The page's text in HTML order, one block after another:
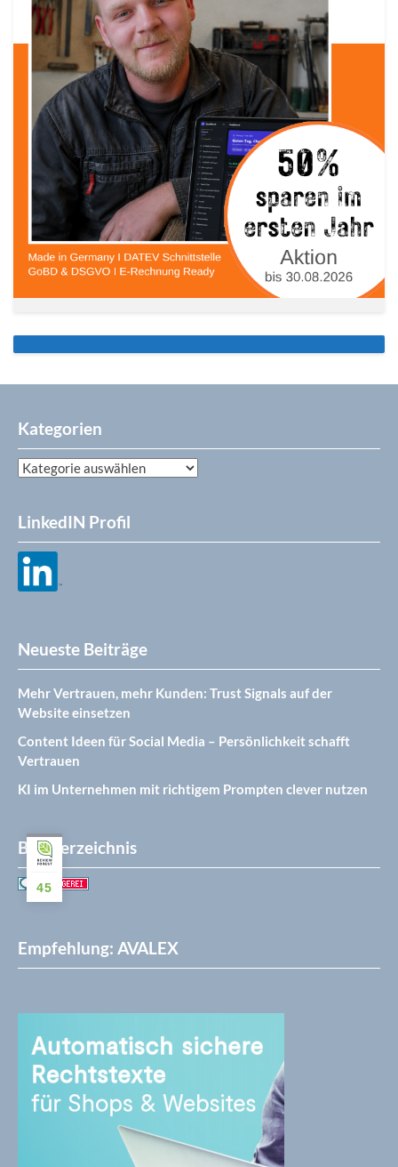
Kategorien
Kategorien
LinkedIN Profil
Neueste Beiträge
Mehr Vertrauen, mehr Kunden: Trust Signals auf der
Website einsetzen
Content Ideen für Social Media – Persönlichkeit schafft
Vertrauen
KI im Unternehmen mit richtigem Prompten clever nutzen
Blogverzeichnis
Empfehlung: AVALEX
45